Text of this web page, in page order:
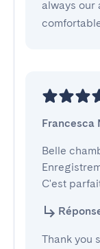
always our
Francesca
Belle
C'est
Thank you